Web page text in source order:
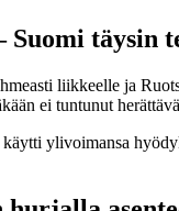
täysin
liikkeelle ja
ei tuntunut
ylivoimansa